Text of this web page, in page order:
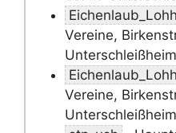
Vereine,
Unterschleißheim
Vereine,
Unterschleißheim